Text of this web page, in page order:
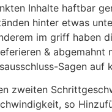
Inhalte haftbar
hinter etwas
im griff haben
&
Sagen auf
zweiten
so